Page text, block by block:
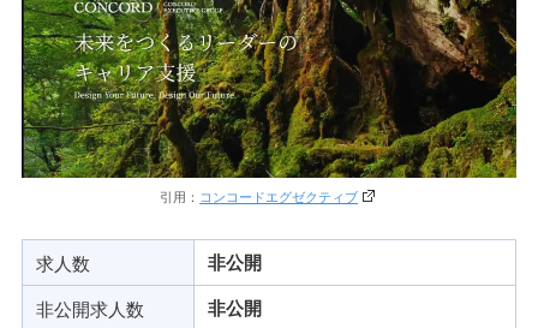
引用： コンコードエグゼクティブ
求人数 非公開
非公開求人数 非公開